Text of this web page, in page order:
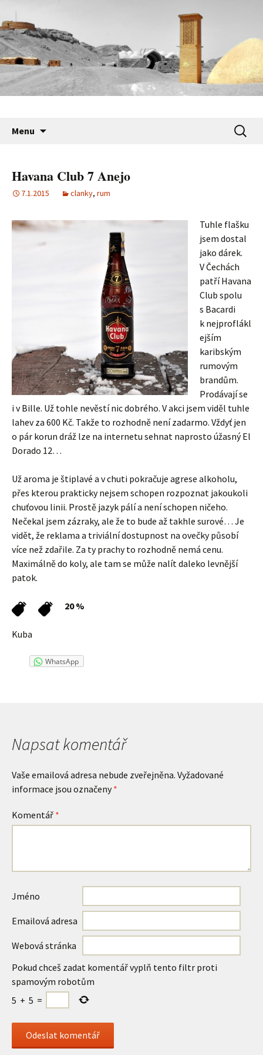
Zdenda Bouda z Hutě
Cestopisy, fotky, filmy, názory
Menu
Havana Club 7 Anejo
7.1.2015 clanky, rum
Tuhle flašku
jsem dostal
jako dárek.
V Čechách
patří Havana
Club spolu
s Bacardi
k nejproflákl
ejším
karibským
rumovým
brandům.
Prodávají se
i v Bille. Už tohle nevěstí nic dobrého. V akci jsem viděl tuhle
lahev za 600 Kč. Takže to rozhodně není zadarmo. Vždyť jen
o pár korun dráž lze na internetu sehnat naprosto úžasný El
Dorado 12…
Už aroma je štiplavé a v chuti pokračuje agrese alkoholu,
přes kterou prakticky nejsem schopen rozpoznat jakoukoli
chuťovou linii. Prostě jazyk pálí a není schopen ničeho.
Nečekal jsem zázraky, ale že to bude až takhle surové… Je
vidět, že reklama a triviální dostupnost na ovečky působí
více než zdařile. Za ty prachy to rozhodně nemá cenu.
Maximálně do koly, ale tam se může nalít daleko levnější
patok.
20 %
Kuba
WhatsApp
Napsat komentář
Vaše emailová adresa nebude zveřejněna. Vyžadované
informace jsou označeny*
Komentář *
Jméno
Emailová adresa
Webová stránka
Pokud chceš zadat komentář vyplň tento filtr proti
spamovým robotům
5 + 5 =